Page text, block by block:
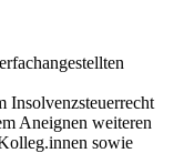
Insolvenzsteuerrecht
Aneignen weiteren
sowie